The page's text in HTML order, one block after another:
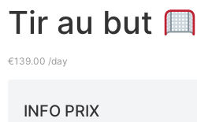
Tir au but
€139.00 /day
INFO PRIX